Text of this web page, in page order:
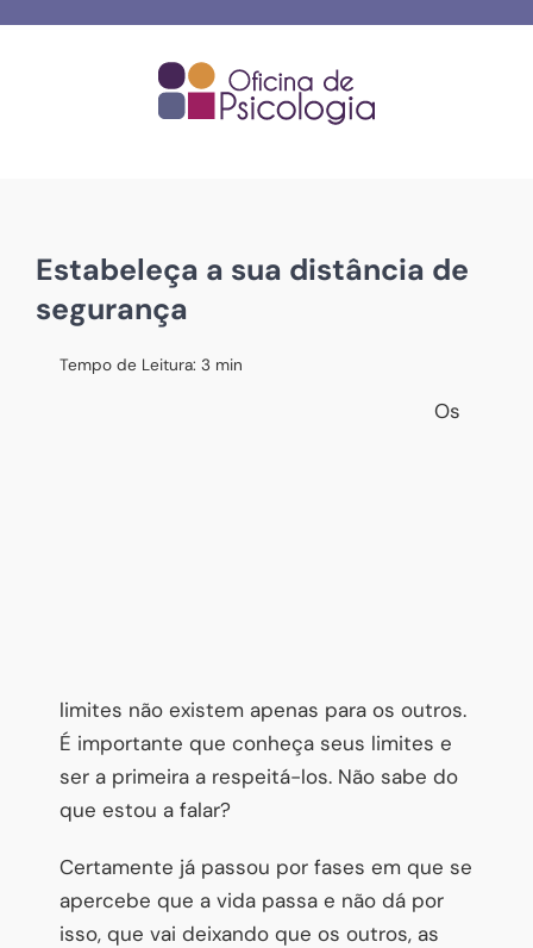
Estabeleça a sua distância de
segurança
Tempo de Leitura: 3 min
Os
limites não existem apenas para os outros.
É importante que conheça seus limites e
ser a primeira a respeitá-los. Não sabe do
que estou a falar?
Certamente já passou por fases em que se
apercebe que a vida passa e não dá por
isso, que vai deixando que os outros, as